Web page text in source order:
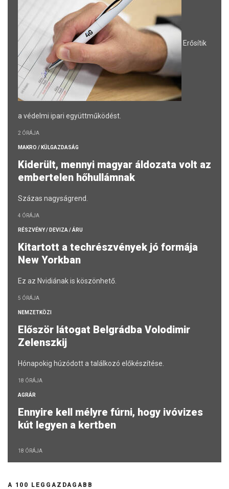
Erősítik
a védelmi ipari együttműködést.
2 ÓRÁJA
MAKRO / KÜLGAZDASÁG
Kiderült, mennyi magyar áldozata volt az
embertelen hőhullámnak
Százas nagyságrend.
4 ÓRÁJA
RÉSZVÉNY / DEVIZA / ÁRU
Kitartott a techrészvények jó formája
New Yorkban
Ez az Nvidiának is köszönhető.
5 ÓRÁJA
NEMZETKÖZI
Először látogat Belgrádba Volodimir
Zelenszkij
Hónapokig húzódott a találkozó előkészítése.
18 ÓRÁJA
AGRÁR
Ennyire kell mélyre fúrni, hogy ivóvizes
kút legyen a kertben
18 ÓRÁJA
A 100 LEGGAZDAGABB